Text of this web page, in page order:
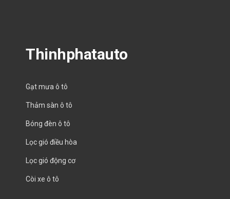
Thinhphatauto
Gạt mưa ô tô
Thảm sàn ô tô
Bóng đèn ô tô
Lọc gió điều hòa
Lọc gió động cơ
Còi xe ô tô